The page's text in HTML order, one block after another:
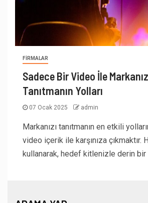
FIRMALAR
Sadece Bir Video İle
Tanıtmanın Yolları
07 Ocak 2025 admin
Markanızı tanıtmanın en etkili
video içerik ile karşınıza çıkmaktır.
kullanarak, hedef kitlenizle derin bir